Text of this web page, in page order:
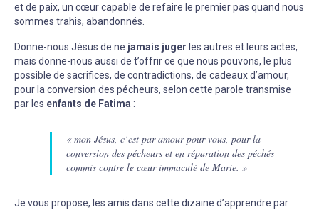
et de paix, un cœur capable de refaire le premier pas quand nous
sommes trahis, abandonnés.
Donne-nous Jésus de ne jamais juger les autres et leurs actes,
mais donne-nous aussi de t’offrir ce que nous pouvons, le plus
possible de sacrifices, de contradictions, de cadeaux d’amour,
pour la conversion des pécheurs, selon cette parole transmise
par les enfants de Fatima :
« mon Jésus, c’est par amour pour vous, pour la
conversion des pécheurs et en réparation des péchés
commis contre le cœur immaculé de Marie. »
Je vous propose, les amis dans cette dizaine d’apprendre par